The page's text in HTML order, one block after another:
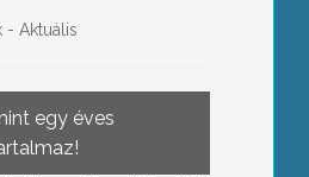
- Aktuális
egy éves